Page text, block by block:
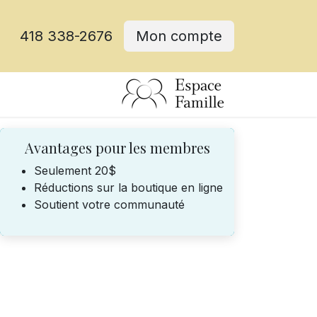
418 338-2676 Mon compte
Avantages pour les membres
Seulement 20$
Réductions sur la boutique en ligne
Soutient votre communauté